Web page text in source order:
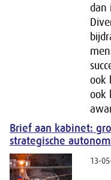
dan
ook
ook
Brief aan kabinet:
strategische
13-